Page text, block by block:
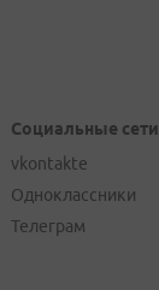
Социальные сети
vkontakte
Одноклассники
Телеграм